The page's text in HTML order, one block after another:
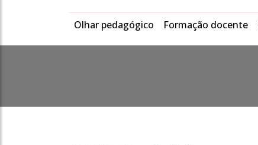
Olhar pedagógico Formação docente